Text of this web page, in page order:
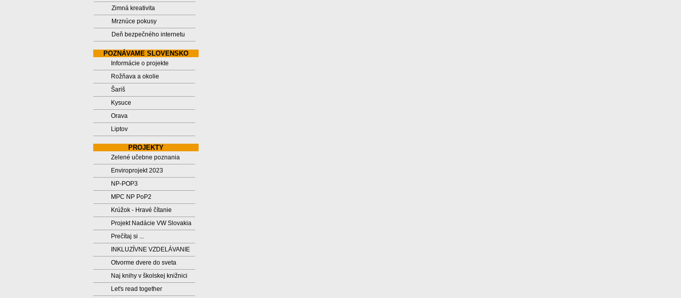
Zimná kreativita
Mrznúce pokusy
Deň bezpečného internetu
POZNÁVAME SLOVENSKO
Informácie o projekte
Rožňava a okolie
Šariš
Kysuce
Orava
Liptov
PROJEKTY
Zelené učebne poznania
Enviroprojekt 2023
NP-POP3
MPC NP PoP2
Krúžok - Hravé čítanie
Projekt Nadácie VW Slovakia
Prečítaj si ...
INKLUZÍVNE VZDELÁVANIE
Otvorme dvere do sveta
Naj knihy v školskej knižnici
Let's read together